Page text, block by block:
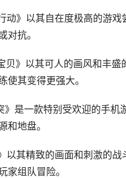
》以其自在度极高的游戏
对抗。
》以其可人的画风和丰盛
使其变得更强大。
是一款特别受欢迎的手机
和地盘。
其精致的画面和刺激的
家组队冒险。